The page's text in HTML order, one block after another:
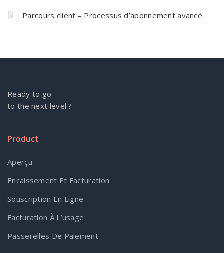
Parcours client – Processus d’abonnement avancé
Ready to go
to the next level ?
Product
Aperçu
Encaissement Et Facturation
Souscription En Ligne
Facturation À L’usage
Passerelles De Paiement